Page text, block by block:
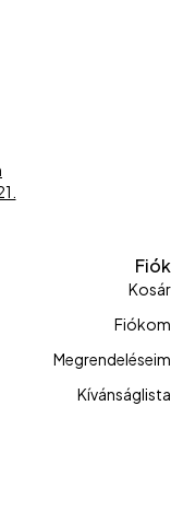
Fiók
Kosár
Fiókom
Megrendeléseim
Kívánságlista